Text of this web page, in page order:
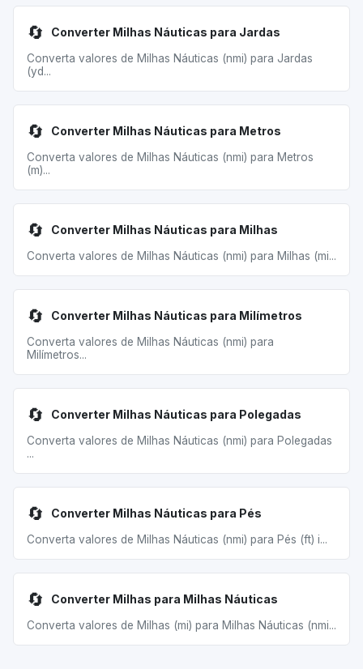
🔄 Converter Milhas Náuticas para Jardas
Converta valores de Milhas Náuticas (nmi) para Jardas
(yd...
🔄 Converter Milhas Náuticas para Metros
Converta valores de Milhas Náuticas (nmi) para Metros
(m)...
🔄 Converter Milhas Náuticas para Milhas
Converta valores de Milhas Náuticas (nmi) para Milhas (mi...
🔄 Converter Milhas Náuticas para Milímetros
Converta valores de Milhas Náuticas (nmi) para
Milímetros...
🔄 Converter Milhas Náuticas para Polegadas
Converta valores de Milhas Náuticas (nmi) para Polegadas
...
🔄 Converter Milhas Náuticas para Pés
Converta valores de Milhas Náuticas (nmi) para Pés (ft) i...
🔄 Converter Milhas para Milhas Náuticas
Converta valores de Milhas (mi) para Milhas Náuticas (nmi...